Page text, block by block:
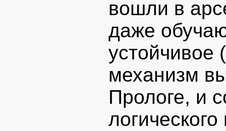
вошли в
даже
устойчивое
механизм
Прологе, и